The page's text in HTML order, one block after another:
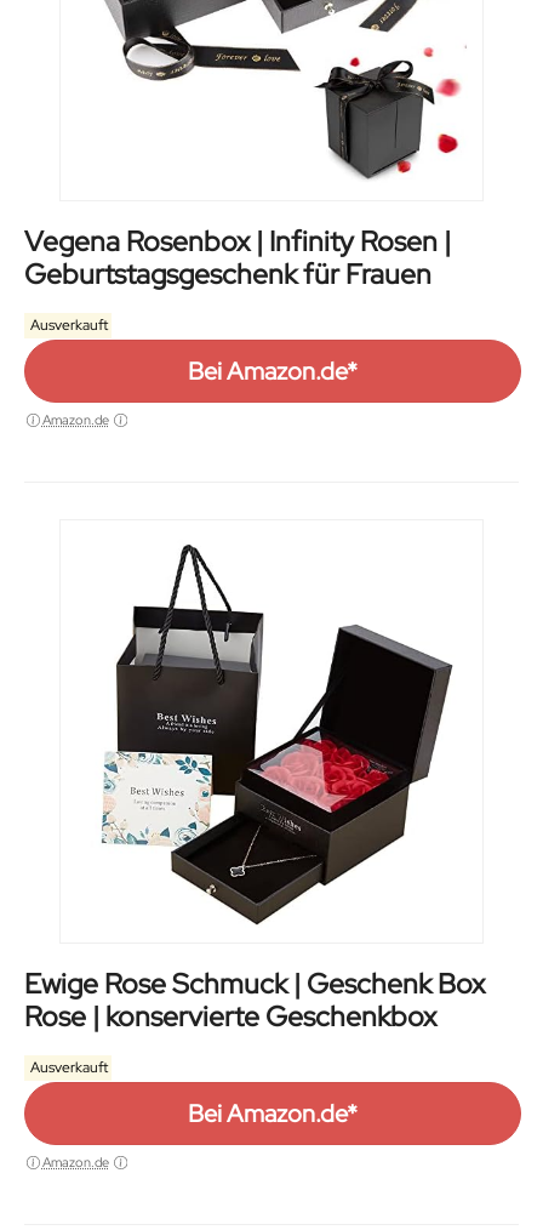
Vegena Rosenbox | Infinity Rosen |
Geburtstagsgeschenk für Frauen
Ausverkauft
Bei Amazon.de*
Amazon.de
Ewige Rose Schmuck | Geschenk Box
Rose | konservierte Geschenkbox
Ausverkauft
Bei Amazon.de*
Amazon.de